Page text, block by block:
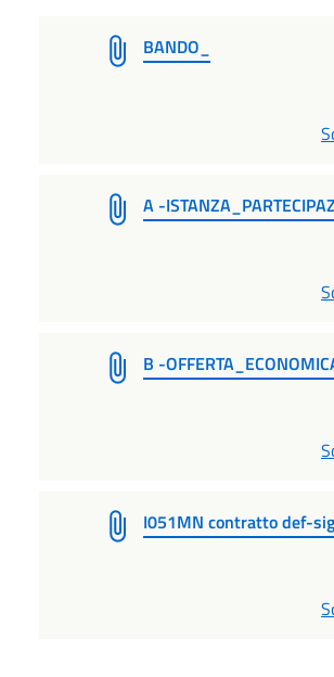
BANDO_
A -
B -
I051MN contratto def-